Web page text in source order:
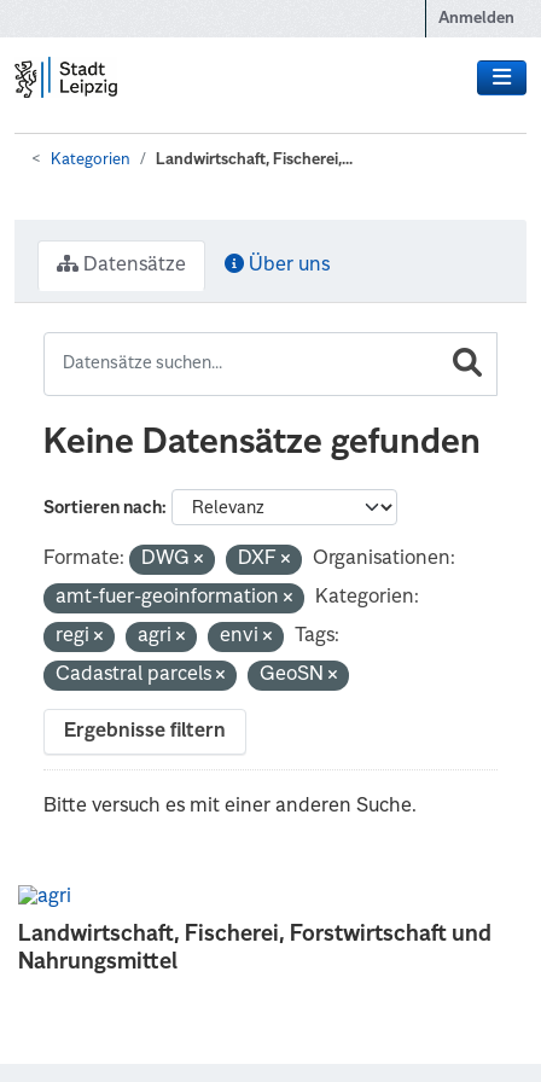
Anmelden
Kategorien Landwirtschaft, Fischerei,...
Landwirtschaft, Fischerei, Forstwirtschaft und
Nahrungsmittel
Datensätze Über uns
Keine Datensätze gefunden
Sortieren nach
Formate: DWG DXF
Organisationen:
amt-fuer-geoinformation
Kategorien:
regi
agri envi
Tags:
Cadastral parcels
GeoSN
Ergebnisse filtern
Bitte versuch es mit einer anderen Suche.